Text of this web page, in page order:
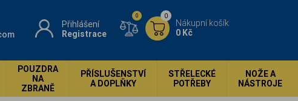
Přihlášení
Registrace
0
Nákupní košík
0 Kč
0
POUZDRA
NA
ZBRANĚ
PŘÍSLUŠENSTVÍ
A DOPLŇKY
STŘELECKÉ
POTŘEBY
NOŽE A
NÁSTROJE